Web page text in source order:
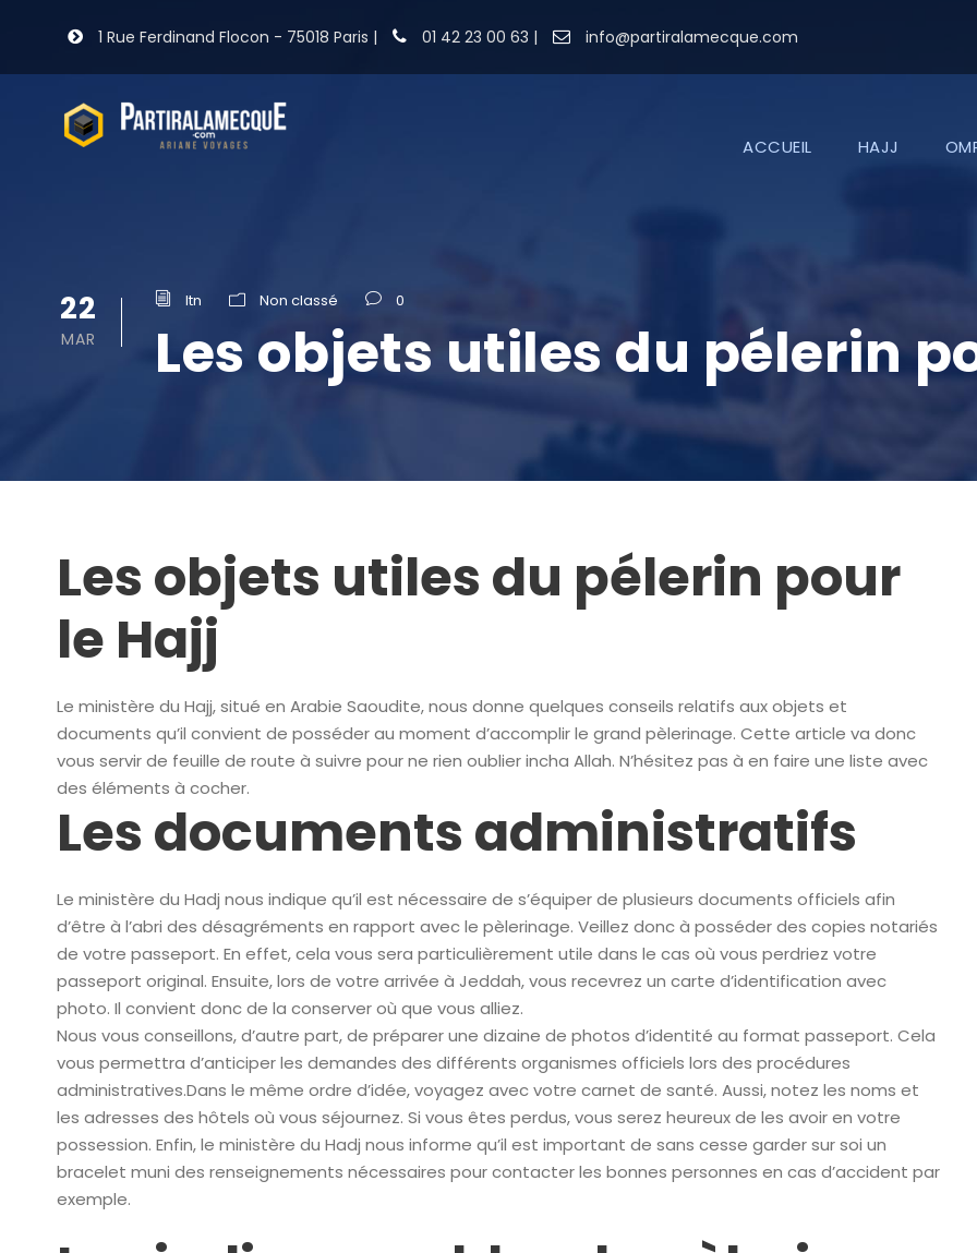
1 Rue Ferdinand Flocon - 75018 Paris | 01 42 23 00 63 | info@partiralamecque.com
ACCUEIL HAJJ
22
MAR
ltn Non classé 0
Les objets utiles du pélerin
Les objets utiles du pélerin pour
le Hajj
Le ministère du Hajj, situé en Arabie Saoudite, nous donne quelques conseils relatifs aux objets et
documents qu’il convient de posséder au moment d’accomplir le grand pèlerinage. Cette article va donc
vous servir de feuille de route à suivre pour ne rien oublier incha Allah. N’hésitez pas à en faire une liste avec
des éléments à cocher.
Les documents administratifs
Le ministère du Hadj nous indique qu’il est nécessaire de s’équiper de plusieurs documents officiels afin
d’être à l’abri des désagréments en rapport avec le pèlerinage. Veillez donc à posséder des copies notariés
de votre passeport. En effet, cela vous sera particulièrement utile dans le cas où vous perdriez votre
passeport original. Ensuite, lors de votre arrivée à Jeddah, vous recevrez un carte d’identification avec
photo. Il convient donc de la conserver où que vous alliez.
Nous vous conseillons, d’autre part, de préparer une dizaine de photos d’identité au format passeport. Cela
vous permettra d’anticiper les demandes des différents organismes officiels lors des procédures
administratives.Dans le même ordre d’idée, voyagez avec votre carnet de santé. Aussi, notez les noms et
les adresses des hôtels où vous séjournez. Si vous êtes perdus, vous serez heureux de les avoir en votre
possession. Enfin, le ministère du Hadj nous informe qu’il est important de sans cesse garder sur soi un
bracelet muni des renseignements nécessaires pour contacter les bonnes personnes en cas d’accident par
exemple.